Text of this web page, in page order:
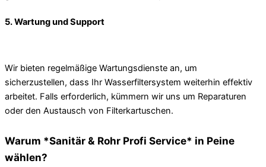
5. Wartung und Support
Wir bieten regelmäßige Wartungsdienste an, um
sicherzustellen, dass Ihr Wasserfiltersystem weiterhin effektiv
arbeitet. Falls erforderlich, kümmern wir uns um Reparaturen
oder den Austausch von Filterkartuschen.
Warum *Sanitär & Rohr Profi Service* in Peine
wählen?